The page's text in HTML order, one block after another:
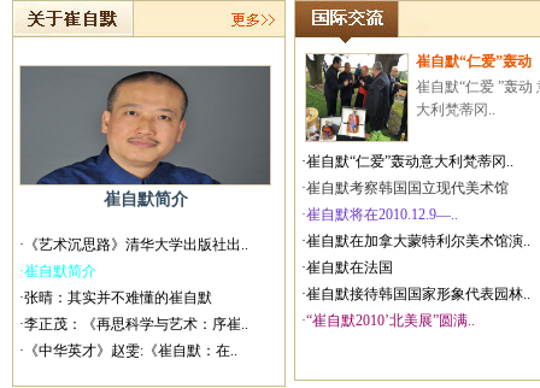
崔自默简介
·《艺术沉思路》清华大学出版社出..
·崔自默简介
·张晴：其实并不难懂的崔自默
·李正茂：《再思科学与艺术：序崔..
·《中华英才》赵雯:《崔自默：在..
崔自默“仁爱”轰动
崔自默“仁爱 ”轰动
大利梵蒂冈..
·崔自默“仁爱”轰动意大利梵蒂冈..
·崔自默考察韩国国立现代美术馆
·崔自默将在2010.12.9—..
·崔自默在加拿大蒙特利尔美术馆演..
·崔自默在法国
·崔自默接待韩国国家形象代表园林..
·“崔自默2010’北美展”圆满..